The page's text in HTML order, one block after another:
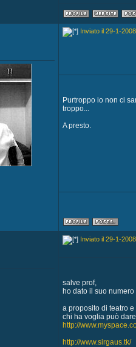
Inviato il 29-1-
Purtroppo io non ci
troppo...
A presto.
Inviato il 29-1-
salve prof,
ho dato il suo
a proposito di teatro
chi ha voglia può
http://
http://www.sirgaus.tk/